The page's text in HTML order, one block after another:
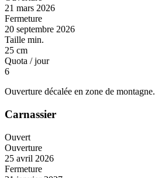
21 mars 2026
Fermeture
20 septembre 2026
Taille min.
25 cm
Quota / jour
6
Ouverture décalée en zone de montagne.
Carnassier
Ouvert
Ouverture
25 avril 2026
Fermeture